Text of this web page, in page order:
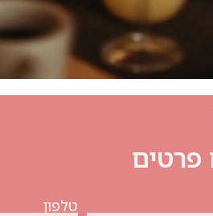
פרטים
טלפון